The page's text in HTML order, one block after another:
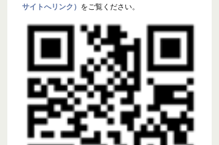
サイトへリンク）
をご覧ください。